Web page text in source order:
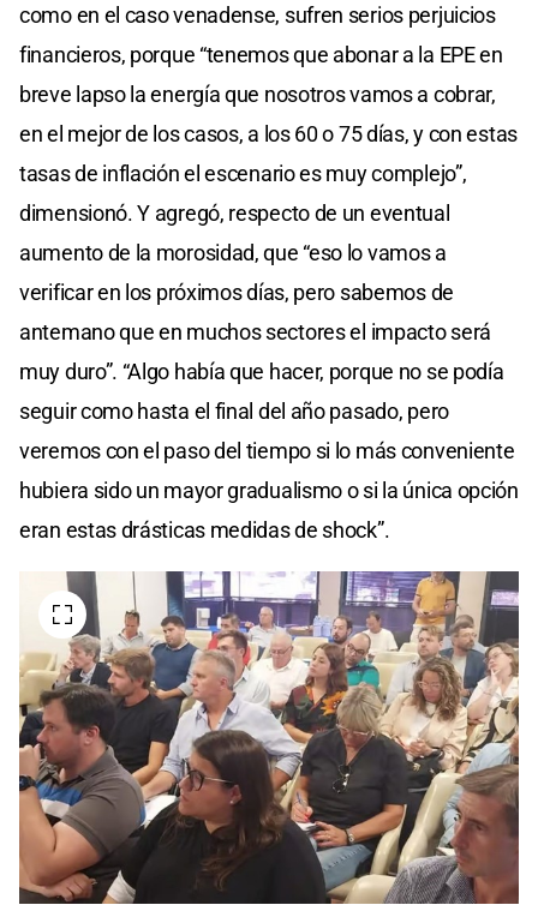
como en el caso venadense, sufren serios perjuicios
financieros, porque “tenemos que abonar a la EPE en
breve lapso la energía que nosotros vamos a cobrar,
en el mejor de los casos, a los 60 o 75 días, y con estas
tasas de inflación el escenario es muy complejo”,
dimensionó. Y agregó, respecto de un eventual
aumento de la morosidad, que “eso lo vamos a
verificar en los próximos días, pero sabemos de
antemano que en muchos sectores el impacto será
muy duro”. “Algo había que hacer, porque no se podía
seguir como hasta el final del año pasado, pero
veremos con el paso del tiempo si lo más conveniente
hubiera sido un mayor gradualismo o si la única opción
eran estas drásticas medidas de shock”.